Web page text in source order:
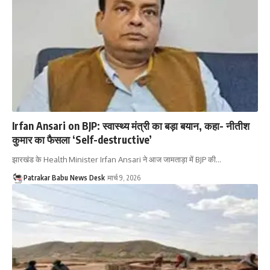
Irfan Ansari on BJP: स्वास्थ्य मंत्री का बड़ा बयान, कहा- नीतीश
कुमार का फैसला ‘Self-destructive’
झारखंड के Health Minister Irfan Ansari ने आज जामताड़ा में BJP की…
Patrakar Babu News Desk मार्च 9, 2026